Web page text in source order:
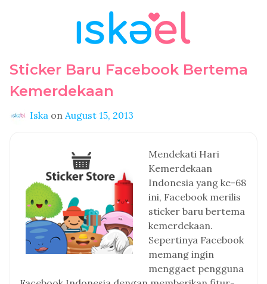
Sticker Baru Facebook Bertema
Kemerdekaan
Iska on August 15, 2013
Mendekati Hari
Kemerdekaan
Indonesia yang ke-68
ini, Facebook merilis
sticker baru bertema
kemerdekaan.
Sepertinya Facebook
memang ingin
menggaet pengguna